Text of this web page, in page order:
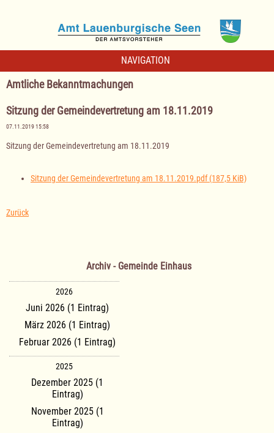
NAVIGATION
Amtliche Bekanntmachungen
Sitzung der Gemeindevertretung am 18.11.2019
07.11.2019 15:58
Sitzung der Gemeindevertretung am 18.11.2019
Sitzung der Gemeindevertretung am 18.11.2019.pdf(187,5 KiB)
Zurück
Archiv - Gemeinde Einhaus
2026
Juni 2026 (1 Eintrag)
März 2026 (1 Eintrag)
Februar 2026 (1 Eintrag)
2025
Dezember 2025 (1
Eintrag)
November 2025 (1
Eintrag)